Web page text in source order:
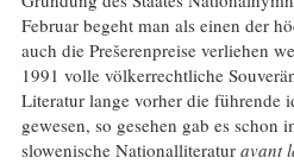
Februar begeht man als einen der
auch die Prešerenpreise verliehen
1991 volle völkerrechtliche
Literatur lange vorher die führende
gewesen, so gesehen gab es schon
slowenische Nationalliteratur avant